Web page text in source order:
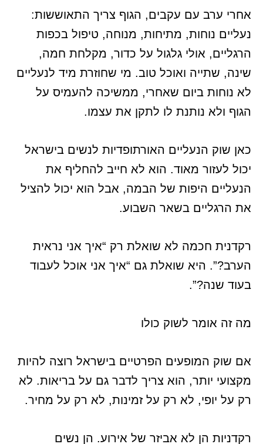
אחרי ערב עם עקבים, הגוף צריך התאוששות:
נעליים נוחות, מתיחות, מנוחה, טיפול בכפות
הרגליים, אולי גלגול על כדור, מקלחת חמה,
שינה, שתייה ואוכל טוב. מי שחוזרת מיד לנעליים
לא נוחות ביום שאחרי, ממשיכה להעמיס על
הגוף ולא נותנת לו לתקן את עצמו.
כאן שוק הנעליים האורתופדיות לנשים בישראל
יכול לעזור מאוד. הוא לא חייב להחליף את
הנעליים היפות של הבמה, אבל הוא יכול להציל
את הרגליים בשאר השבוע.
רקדנית חכמה לא שואלת רק “איך אני נראית
הערב?”. היא שואלת גם “איך אני אוכל לעבוד
בעוד שנה?”.
מה זה אומר לשוק כולו
אם שוק המופעים הפרטיים בישראל רוצה להיות
מקצועי יותר, הוא צריך לדבר גם על בריאות. לא
רק על יופי, לא רק על זמינות, לא רק על מחיר.
רקדניות הן לא אביזר של אירוע. הן נשים